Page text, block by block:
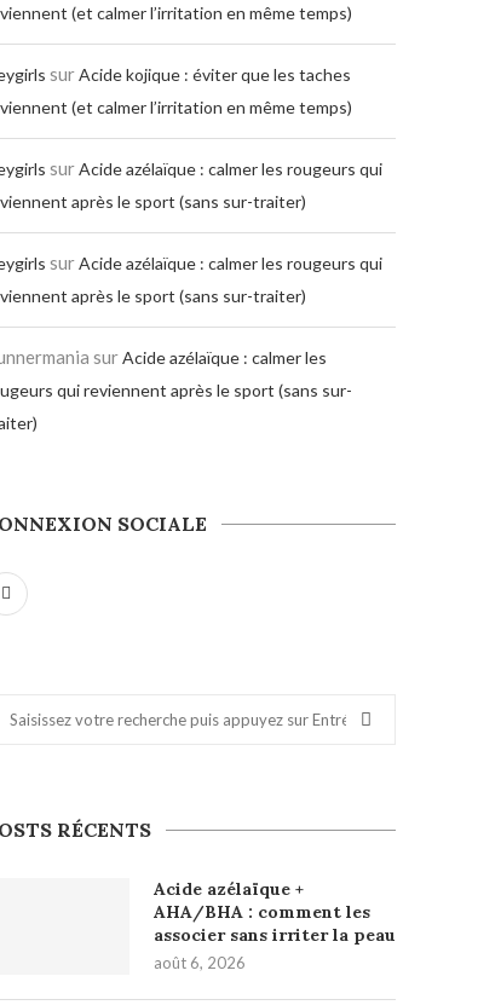
(et calmer l’irritation en même temps)
surAcide kojique : éviter que les taches
(et calmer l’irritation en même temps)
surAcide azélaïque : calmer les rougeurs qui
après le sport (sans sur-traiter)
surAcide azélaïque : calmer les rougeurs qui
après le sport (sans sur-traiter)
surAcide azélaïque : calmer les
qui reviennent après le sport (sans sur-
SOCIALE
RÉCENTS
Acide azélaïque +
AHA/BHA : comment les
associer sans irriter la peau
août 6, 2026